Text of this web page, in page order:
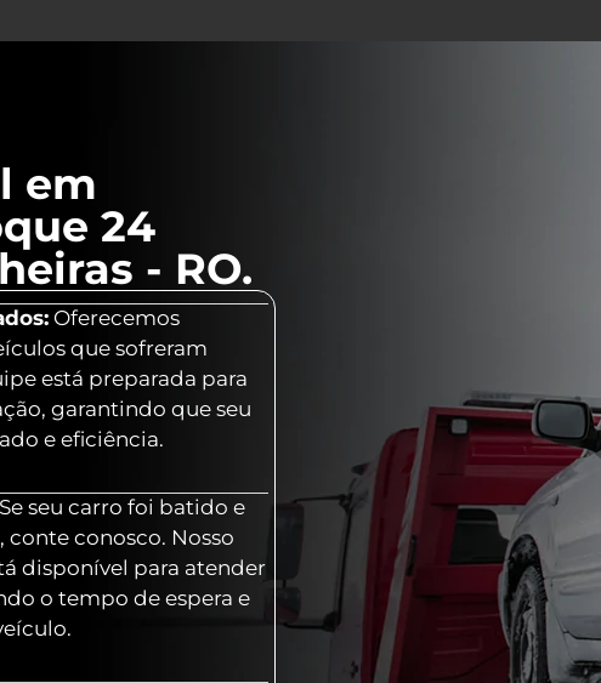
em
24
- RO.
Oferecemos
que sofreram
está preparada para
garantindo que seu
e eficiência.
Se seu carro foi batido e
conte conosco. Nosso
disponível para atender
o tempo de espera e